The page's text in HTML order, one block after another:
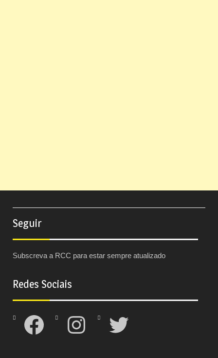
Seguir
Subscreva a RCC para estar sempre atualizado
Redes Sociais
Facebook Instagram Twitter